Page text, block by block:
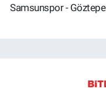
Samsunspor - Göztepe